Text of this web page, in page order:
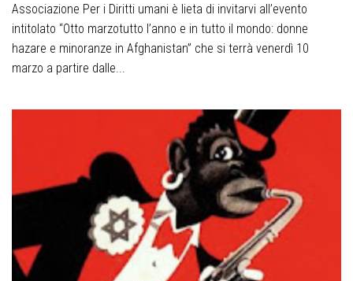
Associazione Per i Diritti umani è lieta di invitarvi all’evento
intitolato “Otto marzotutto l’anno e in tutto il mondo: donne
hazare e minoranze in Afghanistan” che si terrà venerdì 10
marzo a partire dalle...